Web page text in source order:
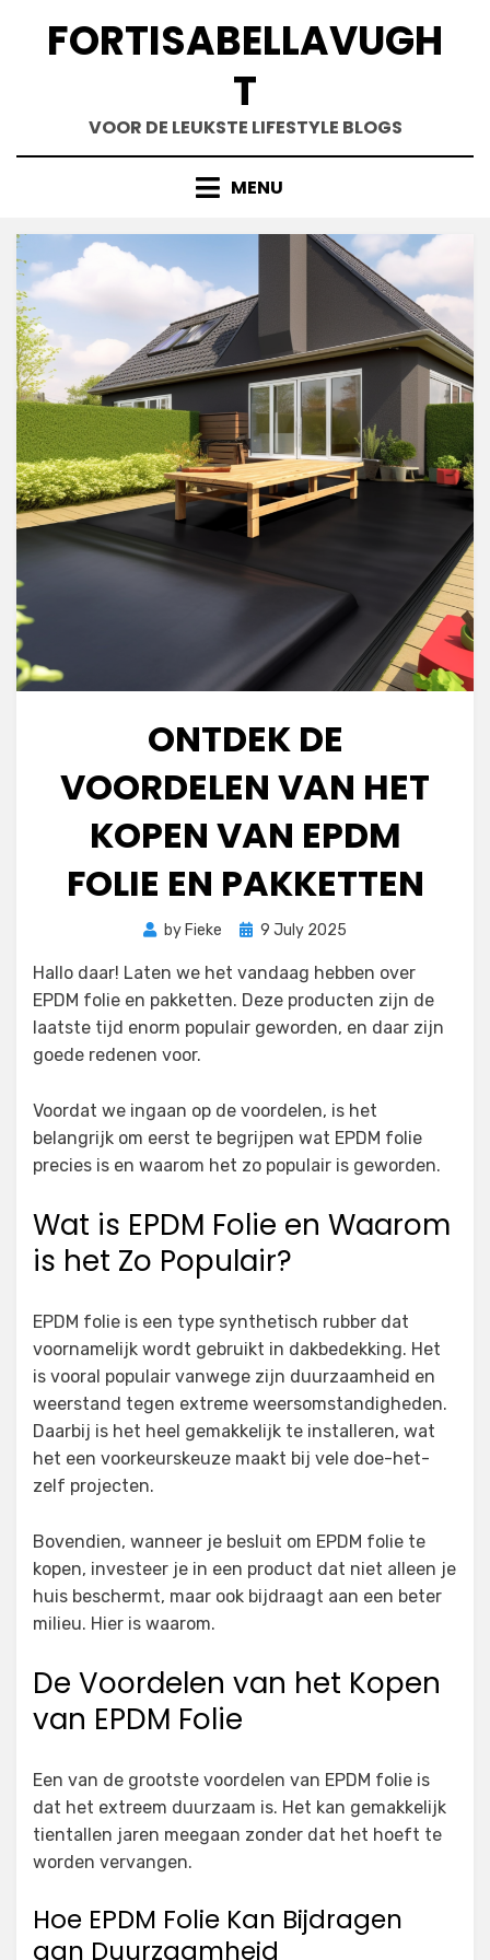
FORTISABELLAVUGH
T
VOOR DE LEUKSTE LIFESTYLE BLOGS
MENU
ONTDEK DE
VOORDELEN VAN HET
KOPEN VAN EPDM
FOLIE EN PAKKETTEN
by Fieke
Posted
9 July 2025
Hallo daar! Laten we het vandaag hebben over
EPDM folie en pakketten. Deze producten zijn de
laatste tijd enorm populair geworden, en daar zijn
goede redenen voor.
Voordat we ingaan op de voordelen, is het
belangrijk om eerst te begrijpen wat EPDM folie
precies is en waarom het zo populair is geworden.
Wat is EPDM Folie en Waarom
is het Zo Populair?
EPDM folie is een type synthetisch rubber dat
voornamelijk wordt gebruikt in dakbedekking. Het
is vooral populair vanwege zijn duurzaamheid en
weerstand tegen extreme weersomstandigheden.
Daarbij is het heel gemakkelijk te installeren, wat
het een voorkeurskeuze maakt bij vele doe-het-
zelf projecten.
Bovendien, wanneer je besluit om EPDM folie te
kopen, investeer je in een product dat niet alleen je
huis beschermt, maar ook bijdraagt aan een beter
milieu. Hier is waarom.
De Voordelen van het Kopen
van EPDM Folie
Een van de grootste voordelen van EPDM folie is
dat het extreem duurzaam is. Het kan gemakkelijk
tientallen jaren meegaan zonder dat het hoeft te
worden vervangen.
Hoe EPDM Folie Kan Bijdragen
aan Duurzaamheid